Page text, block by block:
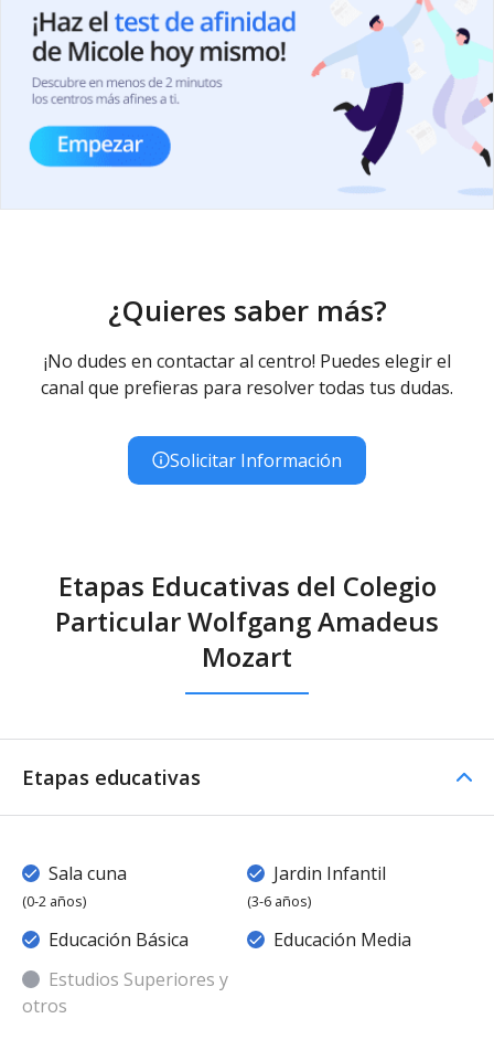
¿Quieres saber más?
¡No dudes en contactar al centro! Puedes elegir el
canal que prefieras para resolver todas tus dudas.
Solicitar Información
Etapas Educativas del Colegio
Particular Wolfgang Amadeus
Mozart
Etapas educativas
Sala cuna
(0-2 años)
Jardin Infantil
(3-6 años)
Educación Básica
Educación Media
Estudios Superiores y
otros